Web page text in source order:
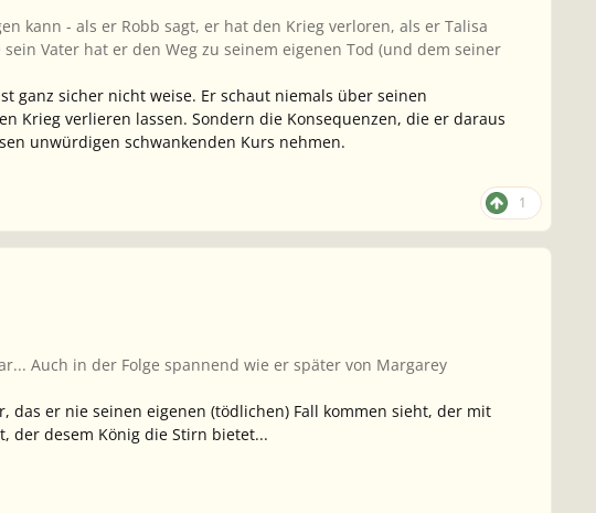
kann - als er Robb sagt, er hat den Krieg verloren, als er Talisa
Vater hat er den Weg zu seinem eigenen Tod (und dem seiner
ganz sicher nicht weise. Er schaut niemals über seinen
Krieg verlieren lassen. Sondern die Konsequenzen, die er daraus
unwürdigen schwankenden Kurs nehmen.
1
Auch in der Folge spannend wie er später von Margarey
das er nie seinen eigenen (tödlichen) Fall kommen sieht, der mit
der desem König die Stirn bietet...